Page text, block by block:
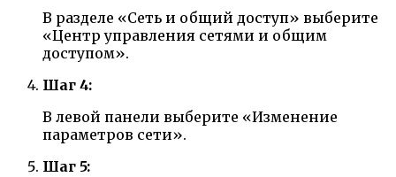
В разделе «Сеть и общий доступ» выберите
«Центр управления сетями и общим
доступом».
Шаг 4:
В левой панели выберите «Изменение
параметров сети».
Шаг 5: